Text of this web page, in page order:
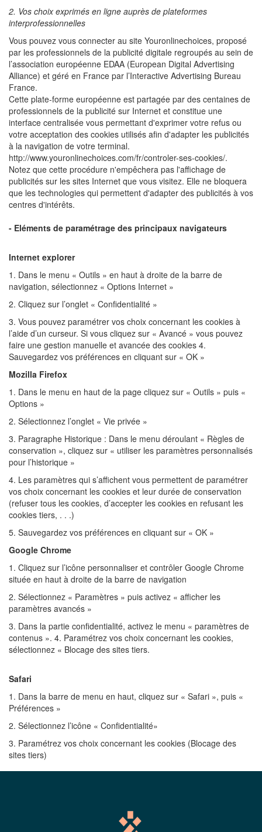
2. Vos choix exprimés en ligne auprès de plateformes
interprofessionnelles
Vous pouvez vous connecter au site Youronlinechoices, proposé
par les professionnels de la publicité digitale regroupés au sein de
l’association européenne EDAA (European Digital Advertising
Alliance) et géré en France par l’Interactive Advertising Bureau
France.
Cette plate-forme européenne est partagée par des centaines de
professionnels de la publicité sur Internet et constitue une
interface centralisée vous permettant d'exprimer votre refus ou
votre acceptation des cookies utilisés afin d'adapter les publicités
à la navigation de votre terminal.
http://www.youronlinechoices.com/fr/controler-ses-cookies/.
Notez que cette procédure n'empêchera pas l'affichage de
publicités sur les sites Internet que vous visitez. Elle ne bloquera
que les technologies qui permettent d'adapter des publicités à vos
centres d'intérêts.
- Eléments de paramétrage des principaux navigateurs
Internet explorer
1. Dans le menu « Outils » en haut à droite de la barre de
navigation, sélectionnez « Options Internet »
2. Cliquez sur l’onglet « Confidentialité »
3. Vous pouvez paramétrer vos choix concernant les cookies à
l’aide d’un curseur. Si vous cliquez sur « Avancé » vous pouvez
faire une gestion manuelle et avancée des cookies 4.
Sauvegardez vos préférences en cliquant sur « OK »
Mozilla Firefox
1. Dans le menu en haut de la page cliquez sur « Outils » puis «
Options »
2. Sélectionnez l’onglet « Vie privée »
3. Paragraphe Historique : Dans le menu déroulant « Règles de
conservation », cliquez sur « utiliser les paramètres personnalisés
pour l’historique »
4. Les paramètres qui s’affichent vous permettent de paramétrer
vos choix concernant les cookies et leur durée de conservation
(refuser tous les cookies, d’accepter les cookies en refusant les
cookies tiers, . . .)
5. Sauvegardez vos préférences en cliquant sur « OK »
Google Chrome
1. Cliquez sur l’icône personnaliser et contrôler Google Chrome
située en haut à droite de la barre de navigation
2. Sélectionnez « Paramètres » puis activez « afficher les
paramètres avancés »
3. Dans la partie confidentialité, activez le menu « paramètres de
contenus ». 4. Paramétrez vos choix concernant les cookies,
sélectionnez « Blocage des sites tiers.
Safari
1. Dans la barre de menu en haut, cliquez sur « Safari », puis «
Préférences »
2. Sélectionnez l’icône « Confidentialité»
3. Paramétrez vos choix concernant les cookies (Blocage des
sites tiers)